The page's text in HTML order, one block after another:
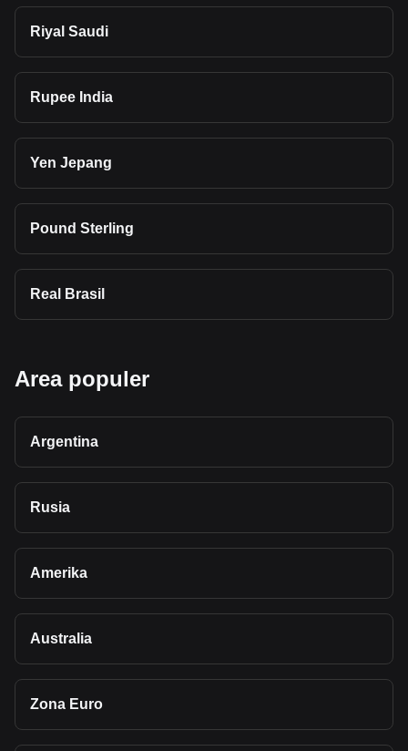
Riyal Saudi
Rupee India
Yen Jepang
Pound Sterling
Real Brasil
Area populer
Argentina
Rusia
Amerika
Australia
Zona Euro